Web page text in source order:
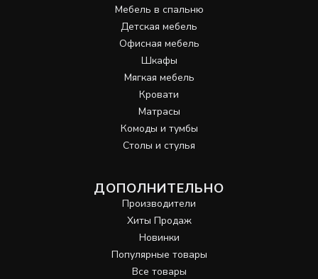
Мебель в спальню
Детская мебель
Офисная мебель
Шкафы
Мягкая мебель
Кровати
Матрасы
Комоды и тумбы
Столы и стулья
ДОПОЛНИТЕЛЬНО
Производители
Хиты Продаж
Новинки
Популярные товары
Все товары